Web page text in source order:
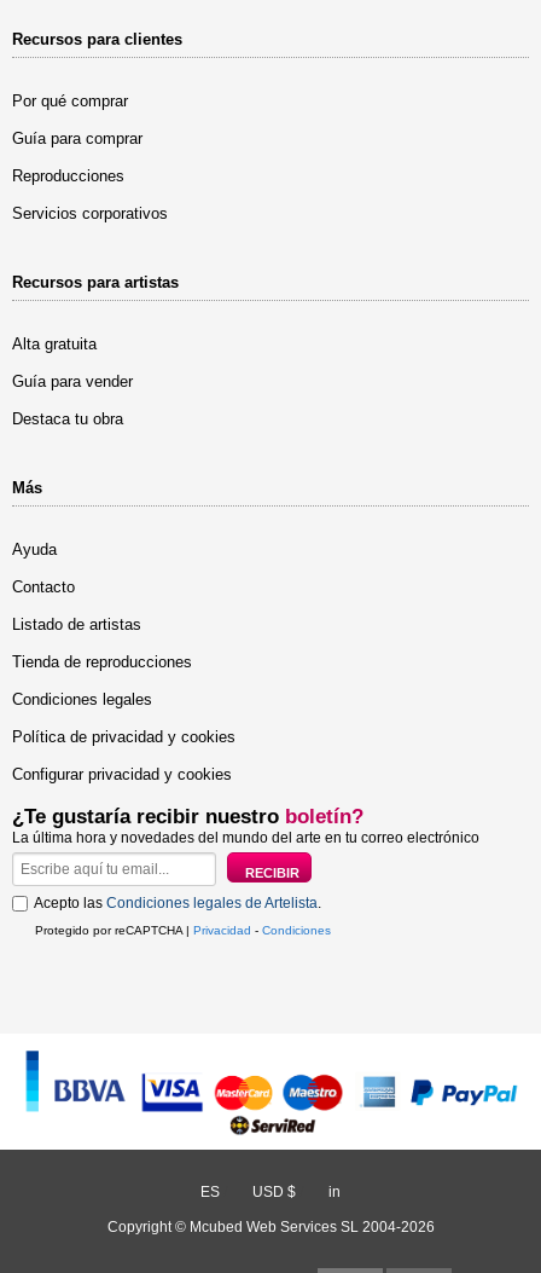
Recursos para clientes
Por qué comprar
Guía para comprar
Reproducciones
Servicios corporativos
Recursos para artistas
Alta gratuita
Guía para vender
Destaca tu obra
Más
Ayuda
Contacto
Listado de artistas
Tienda de reproducciones
Condiciones legales
Política de privacidad y cookies
Configurar privacidad y cookies
¿Te gustaría recibir nuestro boletín?
La última hora y novedades del mundo del arte en tu correo electrónico
Acepto las Condiciones legales de Artelista
Protegido por reCAPTCHA | Privacidad - Condiciones
ES USD $ in
Copyright © Mcubed Web Services SL 2004-2026